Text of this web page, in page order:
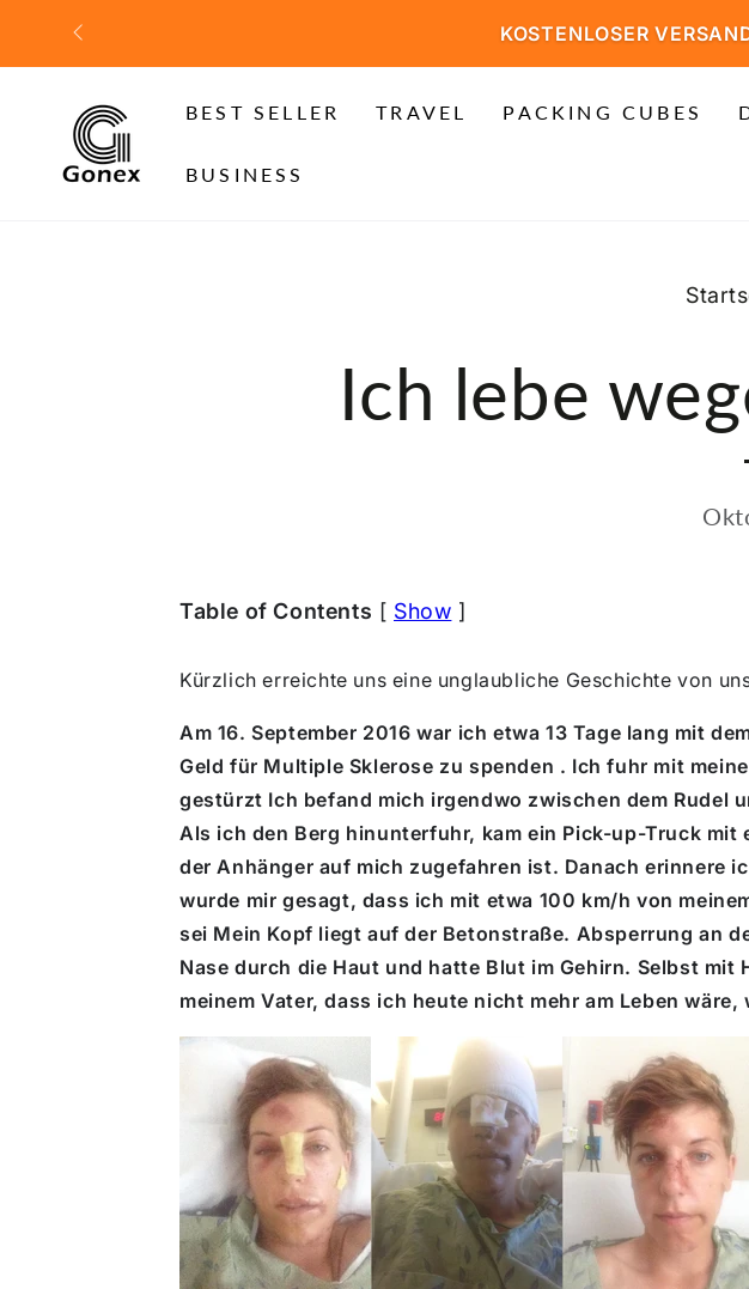
SPRINGEN
KOSTENLOSER
BEST SELLER TRAVEL PACKING CUBES
BUSINESS
Ich lebe
Table of Contents [ Show ]
Kürzlich erreichte uns eine unglaubliche Geschichte von
Am 16. September 2016 war ich etwa 13 Tage lang mit
Geld für Multiple Sklerose zu spenden . Ich fuhr mit
gestürzt Ich befand mich irgendwo zwischen dem Rudel
Als ich den Berg hinunterfuhr, kam ein Pick-up-Truck
der Anhänger auf mich zugefahren ist. Danach erinnere
wurde mir gesagt, dass ich mit etwa 100 km/h von
sei Mein Kopf liegt auf der Betonstraße. Absperrung an
Nase durch die Haut und hatte Blut im Gehirn. Selbst
meinem Vater, dass ich heute nicht mehr am Leben wäre,